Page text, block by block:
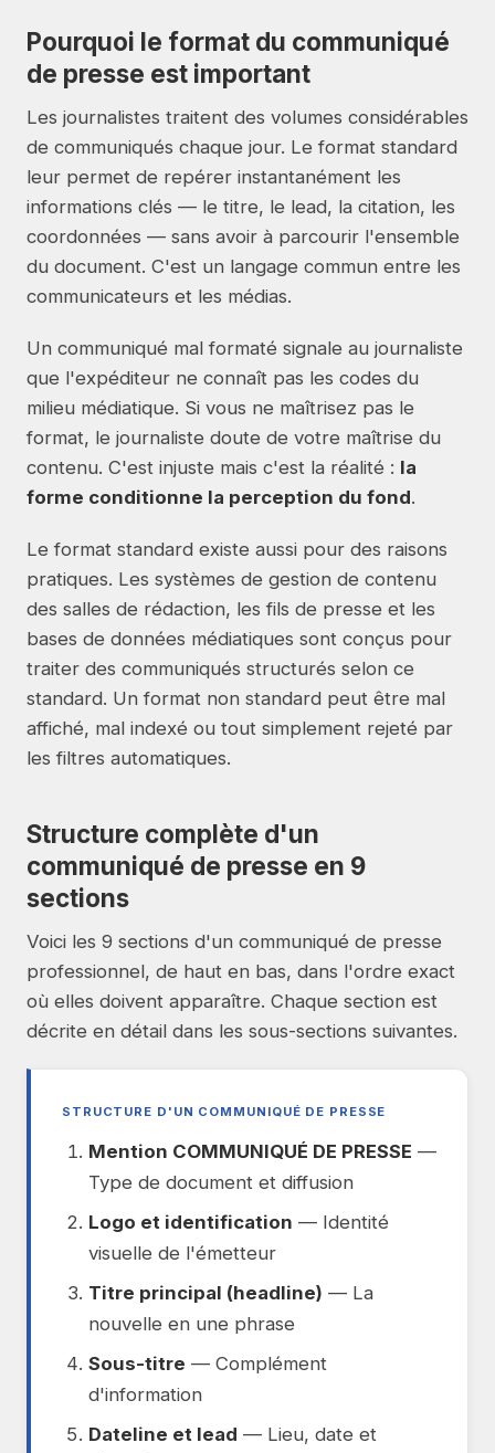
Pourquoi le format du communiqué
de presse est important
Les journalistes traitent des volumes considérables
de communiqués chaque jour. Le format standard
leur permet de repérer instantanément les
informations clés — le titre, le lead, la citation, les
coordonnées — sans avoir à parcourir l'ensemble
du document. C'est un langage commun entre les
communicateurs et les médias.
Un communiqué mal formaté signale au journaliste
que l'expéditeur ne connaît pas les codes du
milieu médiatique. Si vous ne maîtrisez pas le
format, le journaliste doute de votre maîtrise du
contenu. C'est injuste mais c'est la réalité : la
forme conditionne la perception du fond.
Le format standard existe aussi pour des raisons
pratiques. Les systèmes de gestion de contenu
des salles de rédaction, les fils de presse et les
bases de données médiatiques sont conçus pour
traiter des communiqués structurés selon ce
standard. Un format non standard peut être mal
affiché, mal indexé ou tout simplement rejeté par
les filtres automatiques.
Structure complète d'un
communiqué de presse en 9
sections
Voici les 9 sections d'un communiqué de presse
professionnel, de haut en bas, dans l'ordre exact
où elles doivent apparaître. Chaque section est
décrite en détail dans les sous-sections suivantes.
STRUCTURE D'UN COMMUNIQUÉ DE PRESSE
Mention COMMUNIQUÉ DE PRESSE —
Type de document et diffusion
Logo et identification — Identité
visuelle de l'émetteur
Titre principal (headline) — La
nouvelle en une phrase
Sous-titre — Complément
d'information
Dateline et lead — Lieu, date et